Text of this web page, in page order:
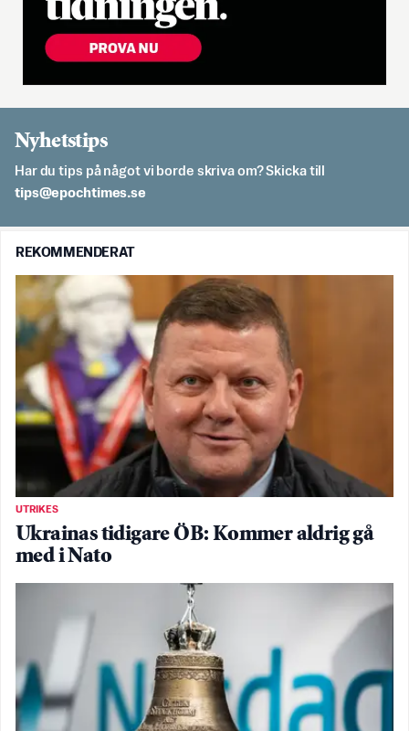
Nyhetstips
Har du tips på något vi borde skriva om? Skicka till
es.semithcope@spit
REKOMMENDERAT
UTRIKES
Ukrainas tidigare ÖB: Kommer aldrig gå
med i Nato